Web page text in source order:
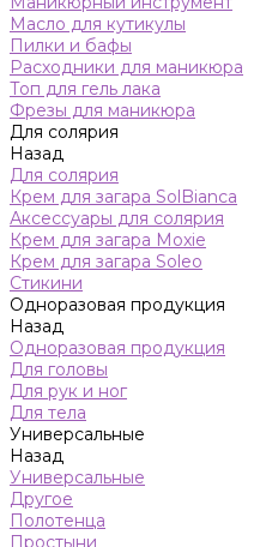
Масло для кутикулы
Пилки и бафы
Расходники для маникюра
Топ для гель лака
Фрезы для маникюра
Для солярия
Назад
Для солярия
Крем для загара SolBianca
Аксессуары для солярия
Крем для загара Moxie
Крем для загара Soleo
Стикини
Одноразовая продукция
Назад
Одноразовая продукция
Для головы
Для рук и ног
Для тела
Универсальные
Назад
Универсальные
Другое
Полотенца
Простыни